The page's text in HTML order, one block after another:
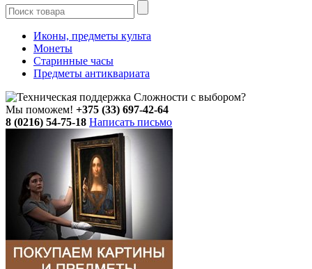
Иконы, предметы культа
Монеты
Старинные часы
Предметы антиквариата
Сложности с выбором?
Мы поможем! +375 (33) 697-42-64
8 (0216) 54-75-18 Написать письмо